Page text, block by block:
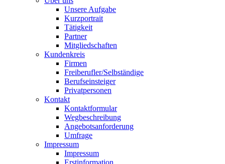
Unsere Aufgabe
Kurzportrait
Tätigkeit
Partner
Mitgliedschaften
Kundenkreis
Firmen
Freiberufler/Selbständige
Berufseinsteiger
Privatpersonen
Kontakt
Kontaktformular
Wegbeschreibung
Angebotsanforderung
Umfrage
Impressum
Impressum
Erstinformation